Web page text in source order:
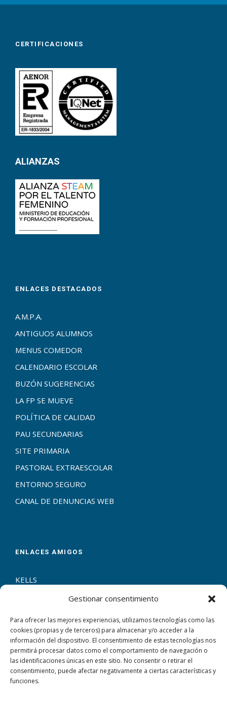
Gestionar consentimiento
Para ofrecer las mejores experiencias, utilizamos tecnologías como las
cookies (propias y de terceros) para almacenar y/o acceder a la
información del dispositivo. El consentimiento de estas tecnologías nos
permitirá procesar datos como el comportamiento de navegación o
las identificaciones únicas en este sitio. No consentir o retirar el
consentimiento, puede afectar negativamente a ciertas características y
funciones.
CERTIFICACIONES
ALIANZAS
ENLACES DESTACADOS
A.M.P.A.
ANTIGUOS ALUMNOS
MENUS COMEDOR
CALENDARIO ESCOLAR
BUZÓN SUGERENCIAS
LA FP SE MUEVE
POLÍTICA DE CALIDAD
PAU SECUNDARIAS
SITE PRIMARIA
PASTORAL EXTRAESCOLAR
ENTORNO SEGURO
CANAL DE DENUNCIAS WEB
ENLACES AMIGOS
KELLS
ESCUELAS CATÓLICAS
CONTACTAR